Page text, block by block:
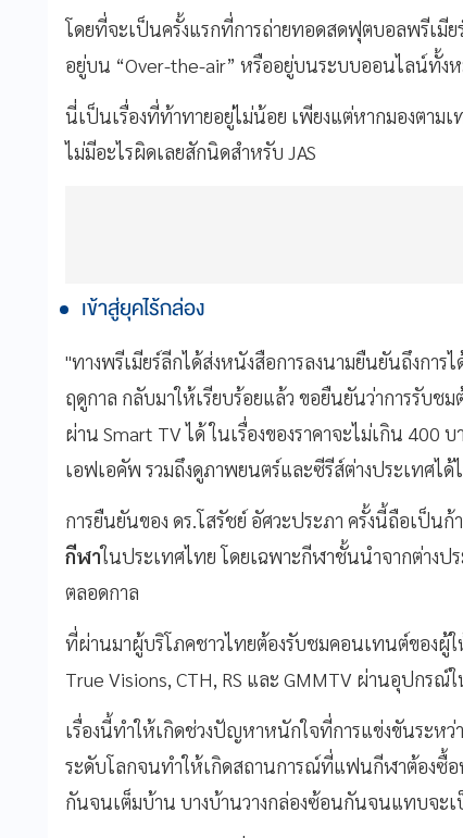
โดยที่จะเป็นครั้งแรกที่การถ่ายทอดสดฟุตบอลพรีเมี
อยู่บน “Over-the-air” หรืออยู่บนระบบออนไลน์ทั้ง
นี่เป็นเรื่องที่ท้าทายอยู่ไม่น้อย เพียงแต่หากมองตาม
ไม่มีอะไรผิดเลยสักนิดสำหรับ JAS
เข้าสู่ยุคไร้กล่อง
"ทางพรีเมียร์ลีกได้ส่งหนังสือการลงนามยืนยันถึงการไ
ฤดูกาล กลับมาให้เรียบร้อยแล้ว ขอยืนยันว่าการรับช
ผ่าน Smart TV ได้ ในเรื่องของราคาจะไม่เกิน 400
เอฟเอคัพ รวมถึงดูภาพยนตร์และซีรีส์ต่างประเทศได้
การยืนยันของ ดร.โสรัชย์ อัศวะประภา ครั้งนี้ถือเป็น
กีฬาในประเทศไทย โดยเฉพาะกีฬาชั้นนำจากต่าง
ตลอดกาล
ที่ผ่านมาผู้บริโภคชาวไทยต้องรับชมคอนเทนต์ของผู้ใ
True Visions, CTH, RS และ GMMTV ผ่านอุปกร
เรื่องนี้ทำให้เกิดช่วงปัญหาหนักใจที่การแข่งขันระหว่
ระดับโลกจนทำให้เกิดสถานการณ์ที่แฟนกีฬาต้องซื้
กันจนเต็มบ้าน บางบ้านวางกล่องซ้อนกันจนแทบจะ